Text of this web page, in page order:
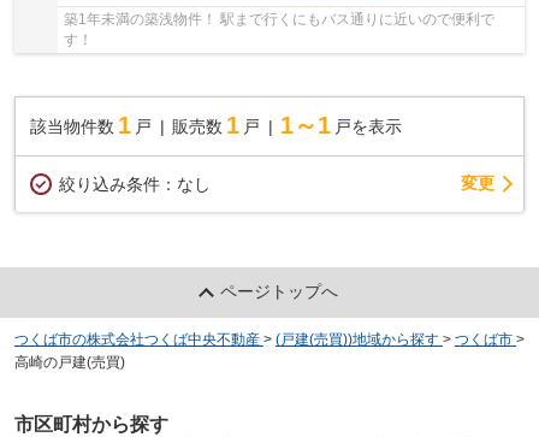
築1年未満の築浅物件！ 駅まで行くにもバス通りに近いので便利で
す！
該当物件数 1 戸 販売数 1 戸 1～1 戸を表示
絞り込み条件： なし 変更
ページトップへ
つくば市の株式会社つくば中央不動産 > (戸建(売買))地域から探す > つくば市 >
高崎の戸建(売買)
市区町村から探す